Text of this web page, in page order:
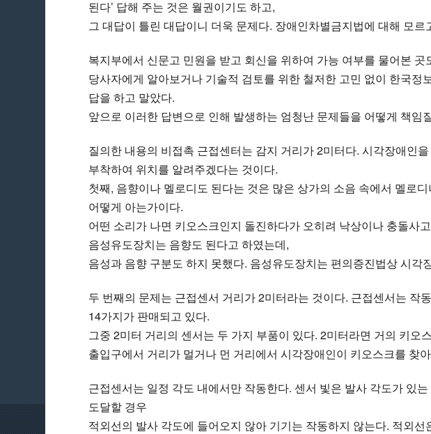
된다’ 답해 주는 것은 월권이기도 하고,
그 대답이 틀린 대답이니 더욱 문제다. 장애인차별금지법에 대해 모
복지부에서 신문고 민원을 받고 회신을 위하여 가능 여부를 물어본
당사자에게 알아보거나 기술적 검토를 위한 철저한 고민 없이 한국
답을 하고 말았다.
앞으로 이러한 답변으로 인해 발생하는 엄청난 문제들을 어떻게 책임
질의한 내용의 비접촉 근접센터는 감지 거리가 2미터다. 시각장애인
부착하여 위치를 알려주겠다는 것이다.
첫째, 음향이나 멜로디도 된다는 것은 많은 상가의 소음 속에서 멜로
어떻게 아는가이다.
어떤 소리가 나면 키오스크인지 돌진하다가 오히려 낙상이나 충돌사
음성유도장치는 음향도 된다고 하였는데,
음성과 음향 구분도 하지 못했다. 음성유도장치는 편의증진법상 시각
두 번째의 문제는 근접센서 거리가 2미터라는 것이다. 근접센서는 작
14가지가 판매되고 있다.
그중 2미터 거리의 센서는 두 가지 부품이 있다. 2미터라면 거의 키오
출입구에서 거리가 멀거나 먼 거리에서 시각장애인이 키오스크를 찾
근접센서는 일정 각도 내에서만 작동한다. 센서 빛은 발사 각도가 있
도달할 경우
적외선의 발사 각도에 들어오지 않아 기기는 작동하지 않는다. 적외